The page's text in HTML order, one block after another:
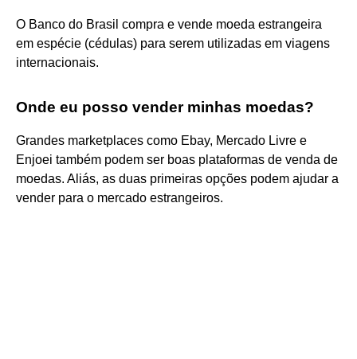
O Banco do Brasil compra e vende moeda estrangeira
em espécie (cédulas) para serem utilizadas em viagens
internacionais.
Onde eu posso vender minhas moedas?
Grandes marketplaces como Ebay, Mercado Livre e
Enjoei também podem ser boas plataformas de venda de
moedas. Aliás, as duas primeiras opções podem ajudar a
vender para o mercado estrangeiros.